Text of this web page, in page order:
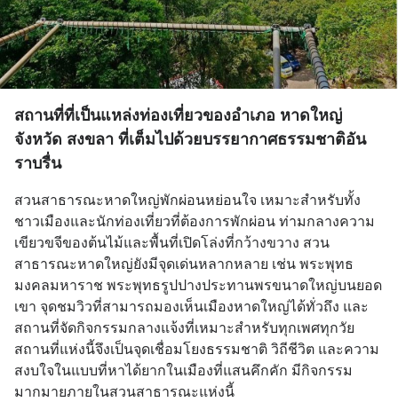
สถานที่ที่เป็นแหล่งท่องเที่ยวของอำเภอ หาดใหญ่
จังหวัด สงขลา ที่เต็มไปด้วยบรรยากาศธรรมชาติอัน
ราบรื่น
สวนสาธารณะหาดใหญ่พักผ่อนหย่อนใจ เหมาะสำหรับทั้ง
ชาวเมืองและนักท่องเที่ยวที่ต้องการพักผ่อน ท่ามกลางความ
เขียวขจีของต้นไม้และพื้นที่เปิดโล่งที่กว้างขวาง สวน
สาธารณะหาดใหญ่ยังมีจุดเด่นหลากหลาย เช่น พระพุทธ
มงคลมหาราช พระพุทธรูปปางประทานพรขนาดใหญ่บนยอด
เขา จุดชมวิวที่สามารถมองเห็นเมืองหาดใหญ่ได้ทั่วถึง และ
สถานที่จัดกิจกรรมกลางแจ้งที่เหมาะสำหรับทุกเพศทุกวัย
สถานที่แห่งนี้จึงเป็นจุดเชื่อมโยงธรรมชาติ วิถีชีวิต และความ
สงบใจในแบบที่หาได้ยากในเมืองที่แสนคึกคัก มีกิจกรรม
มากมายภายในสวนสาธารณะแห่งนี้